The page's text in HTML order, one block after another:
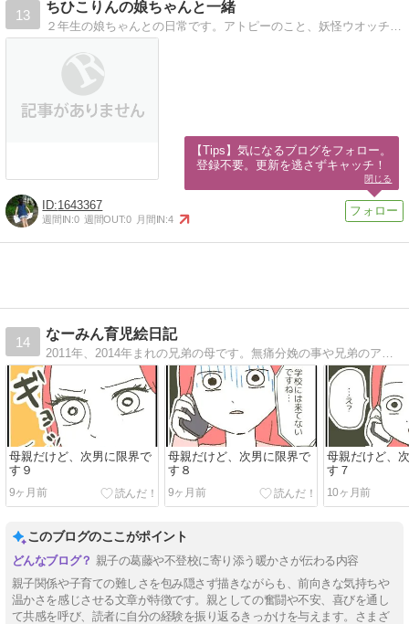
13
ちひこりんの娘ちゃんと一緒
1643367
週間IN:0 週間OUT:0 月間IN:4
14
なーみん育児絵日記
母親だけど、次男に限界で
す９
9ヶ月前
母親だけど、次男に限界で
す８
9ヶ月前
母親だけど、
す７
10ヶ月前
このブログのここがポイント
親子の葛藤や不登校に寄り添う暖かさが伝わる内容
親子関係や子育ての難しさを包み隠さず描きながらも、前向きな気持ちや
温かさを感じさせる文章が特徴です。親としての奮闘や不安、喜びを通し
て共感を呼び、読者に自分の経験を振り返るきっかけを与えます。さまざ
【Tips】気になるブログをフォロー。
登録不要。更新を逃さずキャッチ！
閉じる